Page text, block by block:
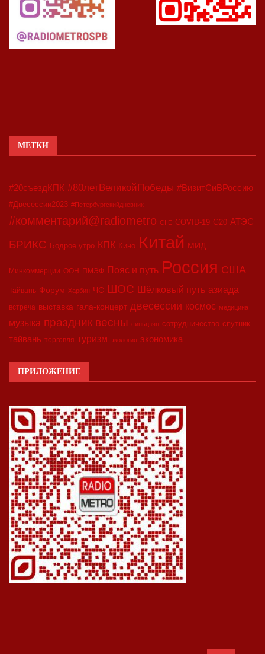
МЕТКИ
#20съездКПК #80летВеликойПобеды #ВизитСиВРоссию
#Двесессии2023 #Петербургскийдневник
#комментарий@radiometro CIIE COVID-19 G20 АТЭС
БРИКС Бодрое утро КПК Кино Китай МИД
Минкоммерции ООН ПМЭФ Пояс и путь Россия США
Тайвань Форум Харбин ЧС ШОС Шёлковый путь азиада
встреча выставка гала-концерт двесессии космос медицина
музыка праздник весны синьцзян сотрудничество спутник
тайвань торговля туризм экология экономика
ПРИЛОЖЕНИЕ